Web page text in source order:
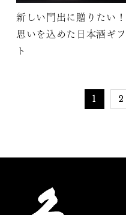
新しい門出に贈りたい！
思いを込めた日本酒ギフ
ト
1 2